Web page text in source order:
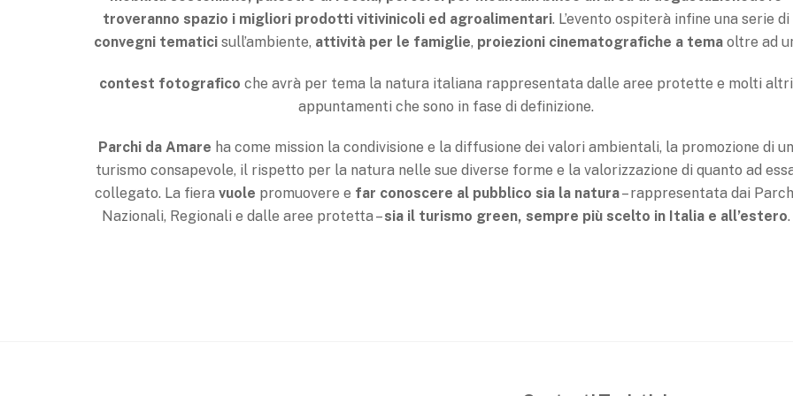
troveranno spazio i migliori prodotti vitivinicoli ed agroalimentari. L’evento ospiterà infine una serie di
convegni tematici sull’ambiente, attività per le famiglie, proiezioni cinematografiche a tema oltre ad
contest fotografico che avrà per tema la natura italiana rappresentata dalle aree protette e molti altri
appuntamenti che sono in fase di definizione.
Parchi da Amare ha come mission la condivisione e la diffusione dei valori ambientali, la promozione di un
turismo consapevole, il rispetto per la natura nelle sue diverse forme e la valorizzazione di quanto ad
collegato. La fiera vuole promuovere e far conoscere al pubblico sia la natura– rappresentata dai
Nazionali, Regionali e dalle aree protetta –sia il turismo green, sempre più scelto in Italia e all’estero.